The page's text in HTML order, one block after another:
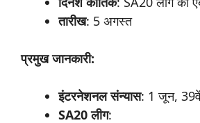
तारीख: 5 अगस्त
प्रमुखजानकारी:
इंटरनेशनलसंन्यास: 1 जून,
SA20लीग: